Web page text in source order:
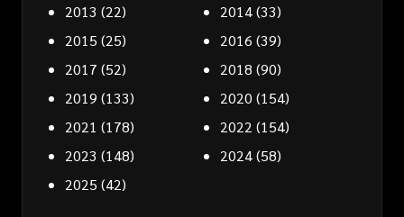
2013 (22) 2014(33)
2015 (25) 2016 (39)
2017 (52) 2018 (90)
2019 (133) 2020 (154)
2021 (178) 2022 (154)
2023 (148) 2024(58)
2025 (42)